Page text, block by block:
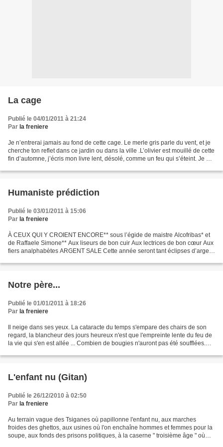
La cage
Publié le 04/01/2011 à 21:24
Par la freniere
Je n’entrerai jamais au fond de cette cage. Le merle gris parle du vent, et je
cherche ton reflet dans ce jardin ou dans la ville .L’olivier est mouillé de cette
fin d’automne, j’écris mon livre lent, désolé, comme un feu qui s’éteint. Je me
Humaniste prédiction
Publié le 03/01/2011 à 15:06
Par la freniere
À CEUX QUI Y CROIENT ENCORE** sous l’égide de maistre Alcofribas* et
de Raffaele Simone** Aux liseurs de bon cuir Aux lectrices de bon cœur Aux
fiers analphabètes ARGENT SALE Cette année seront tant éclipses d’argent
Notre père...
Publié le 01/01/2011 à 18:26
Par la freniere
Il neige dans ses yeux. La cataracte du temps s'empare des chairs de son
regard, la blancheur des jours heureux n'est que l'empreinte lente du feu de
la vie qui s'en est allée ... Combien de bougies n'auront pas été soufflées.
L'enfant nu (Gitan)
Publié le 26/12/2010 à 02:50
Par la freniere
Au terrain vague des Tsiganes où papillonne l'enfant nu, aux marches
froides des ghettos, aux usines où l'on enchaîne hommes et femmes pour la
soupe, aux fonds des prisons politiques, à la caserne " troisième âge " où